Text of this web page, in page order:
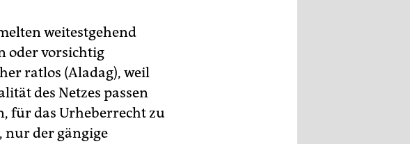
weitestgehend
oder vorsichtig
ratlos (Aladag), weil
des Netzes passen
für das Urheberrecht zu
nur der gängige